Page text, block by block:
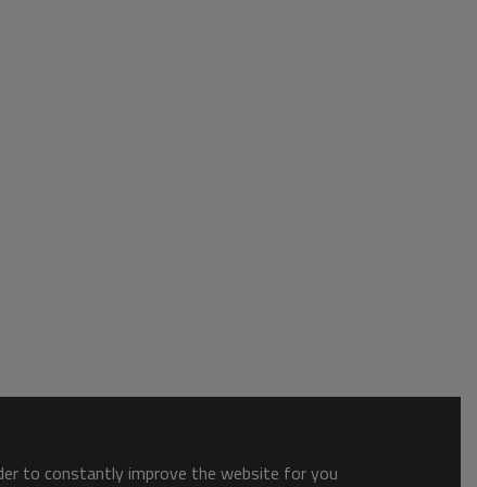
to constantly improve the website for you.